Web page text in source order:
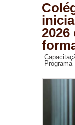
2026
Programa